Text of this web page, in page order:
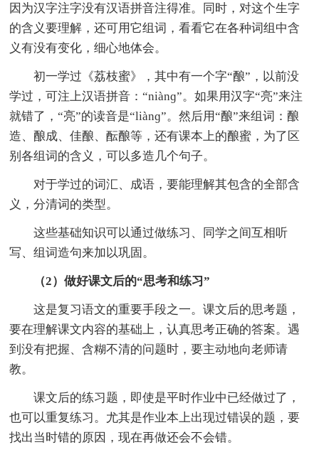
因为汉字注字没有汉语拼音注得准。同时，对这个生字
的含义要理解，还可用它组词，看看它在各种词组中含
义有没有变化，细心地体会。
初一学过《荔枝蜜》，其中有一个字“酿”，以前没
学过，可注上汉语拼音：“niànɡ”。如果用汉字“亮”来注
就错了，“亮”的读音是“liànɡ”。然后用“酿”来组词：酿
造、酿成、佳酿、酝酿等，还有课本上的酿蜜，为了区
别各组词的含义，可以多造几个句子。
对于学过的词汇、成语，要能理解其包含的全部含
义，分清词的类型。
这些基础知识可以通过做练习、同学之间互相听
写、组词造句来加以巩固。
（2）做好课文后的“思考和练习”
这是复习语文的重要手段之一。课文后的思考题，
要在理解课文内容的基础上，认真思考正确的答案。遇
到没有把握、含糊不清的问题时，要主动地向老师请
教。
课文后的练习题，即使是平时作业中已经做过了，
也可以重复练习。尤其是作业本上出现过错误的题，要
找出当时错的原因，现在再做还会不会错。